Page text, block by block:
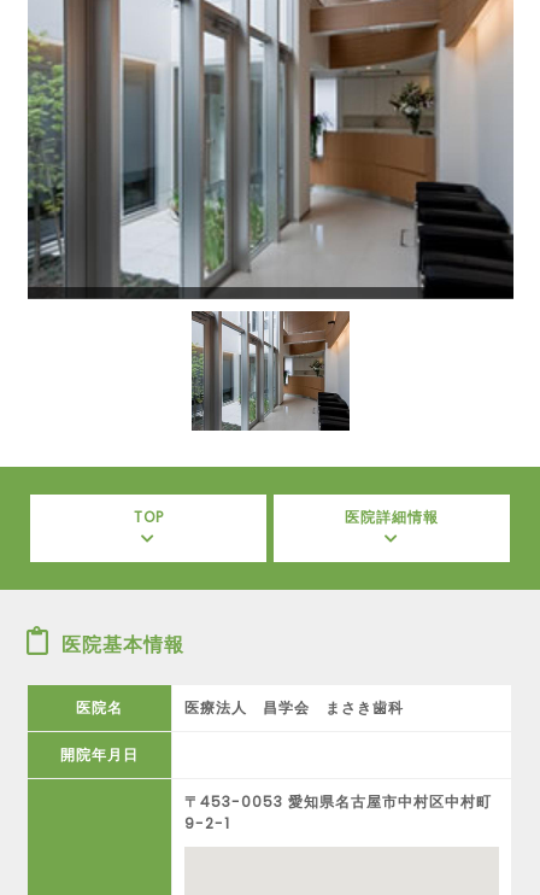
TOP 医院詳細情報
医院基本情報
医院名 医療法人 昌学会 まさき歯科
開院年月日
〒453-0053 愛知県名古屋市中村区中村町
9-2-1